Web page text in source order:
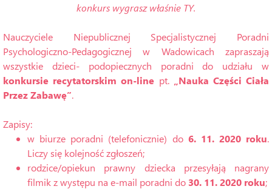
konkurs wygrasz właśnie TY.
Nauczyciele Niepublicznej Specjalistycznej Poradni
Psychologiczno-Pedagogicznej w Wadowicach zapraszają
wszystkie dzieci- podopiecznych poradni do udziału w
konkursie recytatorskim on-line pt.
„Nauka Części Ciała
Przez Zabawę”.
Zapisy:
w biurze poradni (telefonicznie) do 6. 11. 2020 roku.
Liczy się kolejność zgłoszeń;
rodzice/opiekun prawny dziecka przesyłają nagrany
filmik z występu na e-mail poradni do 30. 11. 2020 roku;